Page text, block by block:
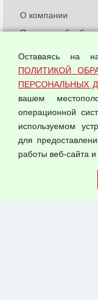
© 2026 ООО
О компании
Политика
Согласием на
Оферта оптовой
Публичная оферта
Оставаясь на
ПОЛИТИКОЙ
ПЕРСОНАЛЬНЫХ
вашем
операционной
используемом
для
работы веб-сайта и